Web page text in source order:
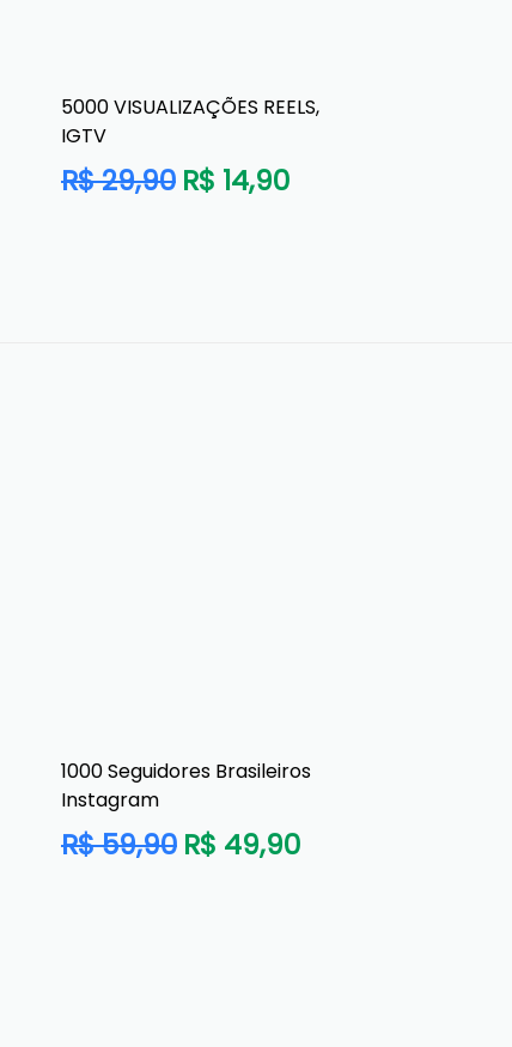
5000 VISUALIZAÇÕES REELS,
IGTV
Preço
R$ 29,90 R$ 14,90
1000 Seguidores Brasileiros
Instagram
Preço
R$ 59,90 R$ 49,90